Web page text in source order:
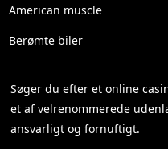
American muscle
Berømte biler
Søger du efter etonline
et af velrenommerede
ansvarligt og fornuftigt.